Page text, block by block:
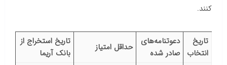
کنند.
تاریخ
انتخاب
دعوتنامه‌های
صادر شده
حداقل امتیاز
تاریخ استخراج از
بانک آریما